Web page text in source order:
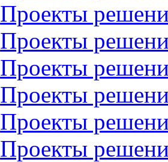
Проекты
Проекты
Проекты
Проекты
Проекты
Проекты